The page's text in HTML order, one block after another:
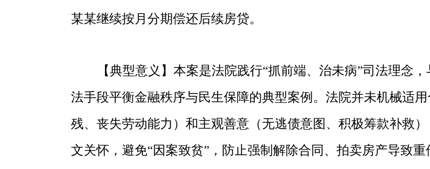
某某继续按月分期偿还后续房贷。
【典型意义】 本案是法院践行“抓前端、治未病”司法理念
法手段平衡金融秩序与民生保障的典型案例。法院并未机械适
残、丧失劳动能力）和主观善意（无逃债意图、积极筹款补救
文关怀，避免“因案致贫”，防止强制解除合同、拍卖房产导致